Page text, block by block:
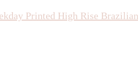
Printed High Rise